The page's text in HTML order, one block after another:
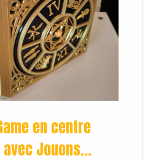
en centre
Jouons...